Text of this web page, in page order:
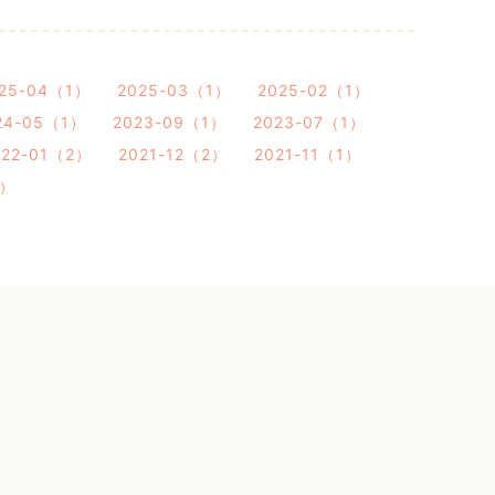
04（1） 2025-03（1）
2025-02（1）
05（1）
2023-09（1）
2023-07（1）
01（2）
2021-12（2）
2021-11（1）